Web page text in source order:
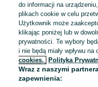
do informacji na
plikach cookie w celu
Użytkownik może
klikając poniżej lub w
prywatności. Te wybory
i nie będą miały wpływu na
cookies,
Polityka
Wraz z naszymi
zapewnienia: